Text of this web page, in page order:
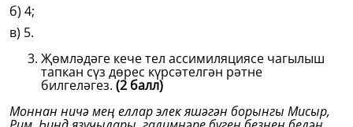
б) 4;
в) 5.
Җөмләдәге кече тел ассимиляциясе чагылыш
тапкан сүз дөрес күрсәтелгән рәтне
билгеләгез. (2 балл)
Моннан ничә мең еллар элек яшәгән борынгы Мисыр,